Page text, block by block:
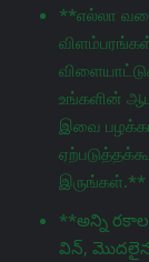
**எல்லா
உங்களின்
இவை
இருங்கள்.**
**అన్ని రకాల
విన్,